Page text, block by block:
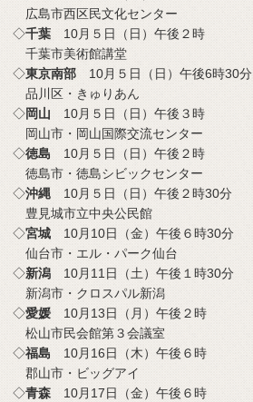
広島市西区民文化センター
◇千葉 10月５日（日）午後２時
千葉市美術館講堂
◇東京南部 10月５日（日）午後6時30分
品川区・きゅりあん
◇岡山 10月５日（日）午後３時
岡山市・岡山国際交流センター
◇徳島 10月５日（日）午後２時
徳島市・徳島シビックセンター
◇沖縄 10月５日（日）午後２時30分
豊見城市立中央公民館
◇宮城 10月10日（金）午後６時30分
仙台市・エル・パーク仙台
◇新潟 10月11日（土）午後１時30分
新潟市・クロスパル新潟
◇愛媛 10月13日（月）午後２時
松山市民会館第３会議室
◇福島 10月16日（木）午後６時
郡山市・ビッグアイ
◇青森 10月17日（金）午後６時